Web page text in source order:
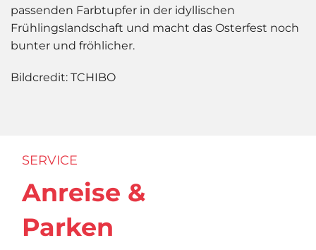
passenden Farbtupfer in der idyllischen
Frühlingslandschaft und macht das Osterfest noch
bunter und fröhlicher.
Bildcredit: TCHIBO
SERVICE
Anreise &
Parken